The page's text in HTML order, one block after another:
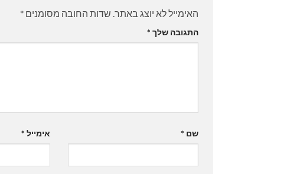
האימייל לא יוצג באתר. שדות החובה מסומנים *
התגובה שלך *
שם * אימייל *